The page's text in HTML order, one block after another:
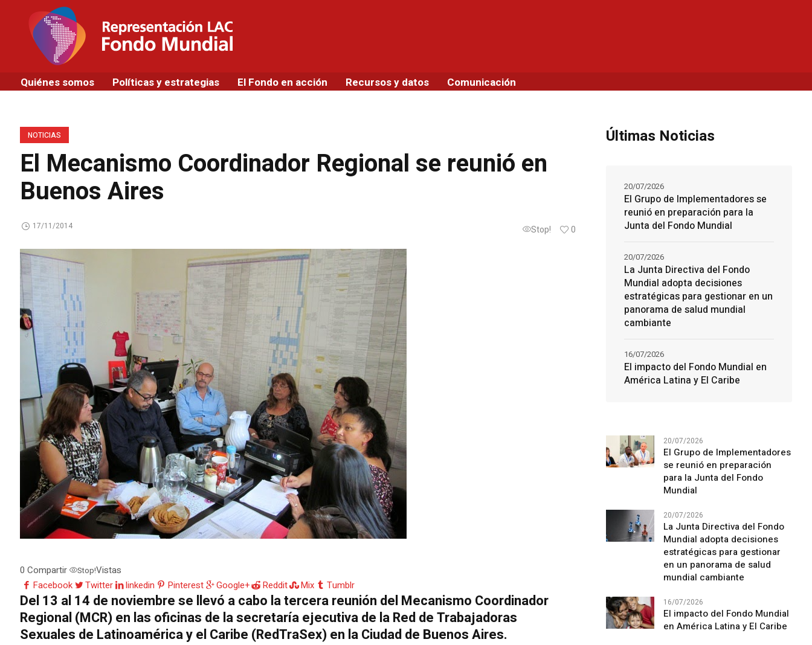
Quiénes somos Políticas y estrategias El Fondo en acción Recursos y datos Comunicación
NOTICIAS
El Mecanismo Coordinador Regional se reunió en
Buenos Aires
Stop! 0
17/11/2014
0Compartir Stop!Vistas
Facebook
Twitter linkedin Pinterest Google+ Reddit Mix Tumblr
Del 13 al 14 de noviembre se llevó a cabo la tercera reunión del Mecanismo Coordinador
Regional (MCR) en las oficinas de la secretaría ejecutiva de la Red de Trabajadoras
Sexuales de Latinoamérica y el Caribe (RedTraSex) en la Ciudad de Buenos Aires.
Últimas Noticias
El Grupo de Implementadores se
reunió en preparación para la
Junta del Fondo Mundial
20/07/2026
La Junta Directiva del Fondo
Mundial adopta decisiones
estratégicas para gestionar en un
panorama de salud mundial
cambiante
20/07/2026
El impacto del Fondo Mundial en
América Latina y El Caribe
16/07/2026
20/07/2026
El Grupo de Implementadores
se reunió en preparación
para la Junta del Fondo
Mundial
20/07/2026
La Junta Directiva del Fondo
Mundial adopta decisiones
estratégicas para gestionar
en un panorama de salud
mundial cambiante
16/07/2026
El impacto del Fondo Mundial
en América Latina y El Caribe